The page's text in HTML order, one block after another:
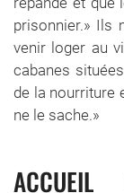
prisonnier.» Ils
venir loger au
cabanes
de la nourriture
ne le sache.»
ACCUEIL